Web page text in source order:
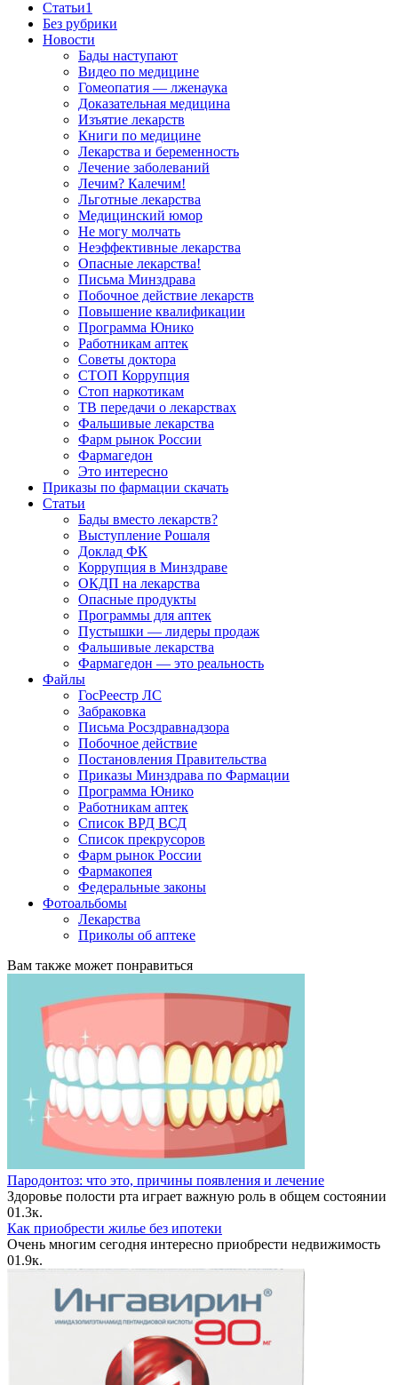
Cтатьи1
Без рубрики
Новости
Бады наступают
Видео по медицине
Гомеопатия — лженаука
Доказательная медицина
Изъятие лекарств
Книги по медицине
Лекарства и беременность
Лечение заболеваний
Лечим? Калечим!
Льготные лекарства
Медицинский юмор
Не могу молчать
Неэффективные лекарства
Опасные лекарства!
Письма Минздрава
Побочное действие лекарств
Повышение квалификации
Программа Юнико
Работникам аптек
Советы доктора
СТОП Коррупция
Стоп наркотикам
ТВ передачи о лекарствах
Фальшивые лекарства
Фарм рынок России
Фармагедон
Это интересно
Приказы по фармации скачать
Статьи
Бады вместо лекарств?
Выступление Рошаля
Доклад ФК
Коррупция в Минздраве
ОКДП на лекарства
Опасные продукты
Программы для аптек
Пустышки — лидеры продаж
Фальшивые лекарства
Фармагедон — это реальность
Файлы
ГосРеестр ЛС
Забраковка
Письма Росздравнадзора
Побочное действие
Постановления Правительства
Приказы Минздрава по Фармации
Программа Юнико
Работникам аптек
Список ВРД ВСД
Список прекрусоров
Фарм рынок России
Фармакопея
Федеральные законы
Фотоальбомы
Лекарства
Приколы об аптеке
Вам также может понравиться
Пародонтоз: что это, причины появления и лечение
Здоровье полости рта играет важную роль в общем состоянии
01.3к.
Как приобрести жилье без ипотеки
Очень многим сегодня интересно приобрести недвижимость
01.9к.